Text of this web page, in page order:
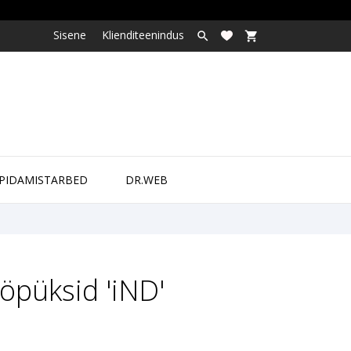
Sisene Klienditeenindus  shopping_cart
DR.WEB
'iND'